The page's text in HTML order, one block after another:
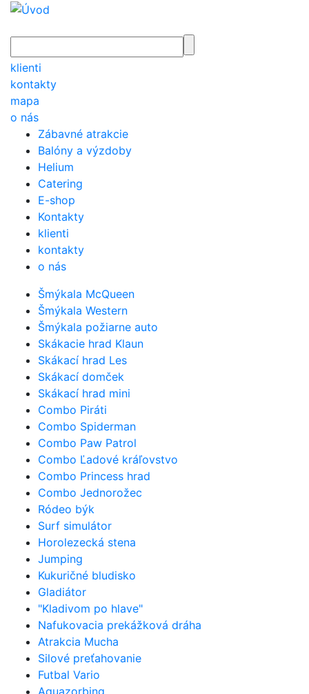
klienti
kontakty
mapa
o nás
Zábavné atrakcie
Balóny a výzdoby
Helium
Catering
E-shop
Kontakty
klienti
kontakty
o nás
Šmýkala McQueen
Šmýkala Western
Šmýkala požiarne auto
Skákacie hrad Klaun
Skákací hrad Les
Skákací domček
Skákací hrad mini
Combo Piráti
Combo Spiderman
Combo Paw Patrol
Combo Ľadové kráľovstvo
Combo Princess hrad
Combo Jednorožec
Ródeo býk
Surf simulátor
Horolezecká stena
Jumping
Kukuričné bludisko
Gladiátor
"Kladivom po hlave"
Nafukovacia prekážková dráha
Atrakcia Mucha
Silové preťahovanie
Futbal Vario
Aquazorbing